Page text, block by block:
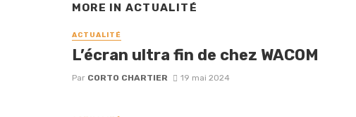
MORE IN ACTUALITÉ
ACTUALITÉ
L’écran ultra fin de chez WACOM
Par CORTO CHARTIER 19 mai 2024